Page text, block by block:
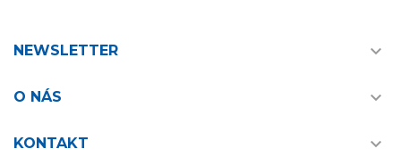
NEWSLETTER 
O NÁS 
KONTAKT 